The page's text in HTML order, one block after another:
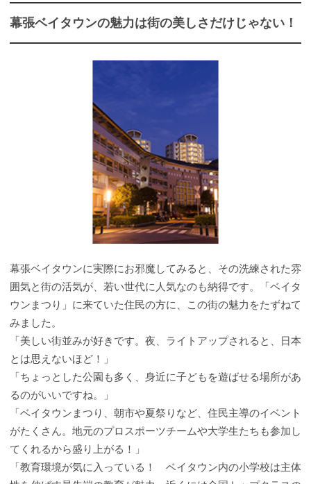
幕張ベイタウンの魅力は街の美しさだけじゃない！
幕張ベイタウンに実際にお邪魔してみると、その洗練された雰
囲気と街の活気が、若い世代に人気なのも納得です。「ベイタ
ウンまつり」に来ていた住民の方に、この街の魅力をたずねて
みました。
「美しい街並みが好きです。夜、ライトアップされると、日本
とは思えないほど！」
「ちょっとした公園も多く、身近に子どもを遊ばせる場所があ
るのがいいですね。」
「ベイタウンまつり、朝市や夏祭りなど、住民主導のイベント
がたくさん。地元のプロスポーツチームや大学生たちも参加し
てくれるから盛り上がる！」
「教育環境が気に入っている！ ベイタウン内の小学校は主体